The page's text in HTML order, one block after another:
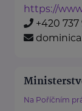
https://
+420 737
Na Poříčním